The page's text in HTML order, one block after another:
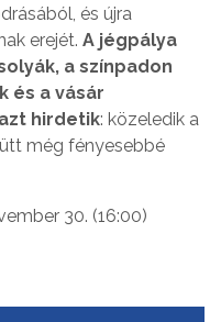
és újra
erejét. A jégpálya
a színpadon
és a vásár
hirdetik: közeledik a
még fényesebbé
30. (16:00)